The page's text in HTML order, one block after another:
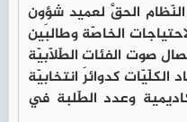
النّظام الحقَّ لعميد شؤون
الخاصّة وطالبَين
صوت الفئات الطّلّابيّة
الكلّيّات كدوائرَ انتخابيّة
وعدد الطّلبة في